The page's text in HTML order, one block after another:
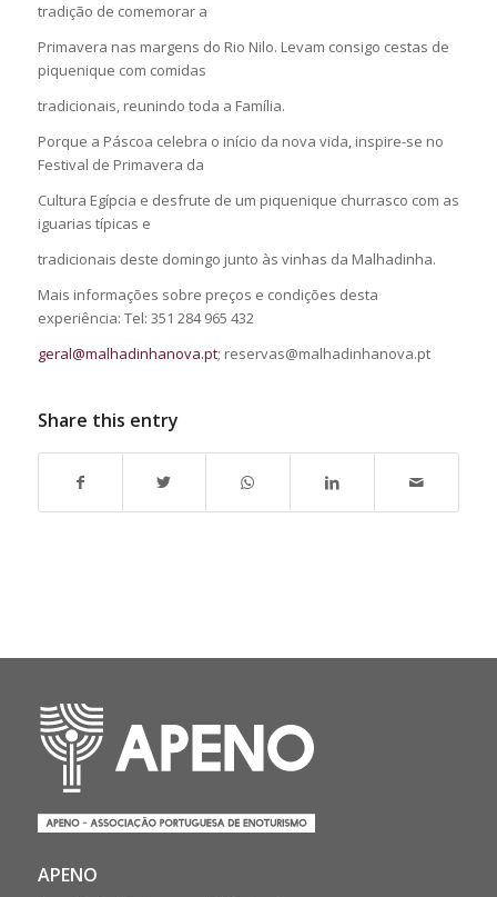
tradição de comemorar a
Primavera nas margens do Rio Nilo. Levam consigo cestas de
piquenique com comidas
tradicionais, reunindo toda a Família.
Porque a Páscoa celebra o início da nova vida, inspire-se no
Festival de Primavera da
Cultura Egípcia e desfrute de um piquenique churrasco com as
iguarias típicas e
tradicionais deste domingo junto às vinhas da Malhadinha.
Mais informações sobre preços e condições desta
experiência: Tel: 351 284 965 432
geral@malhadinhanova.pt; reservas@malhadinhanova.pt
Share this entry
APENO